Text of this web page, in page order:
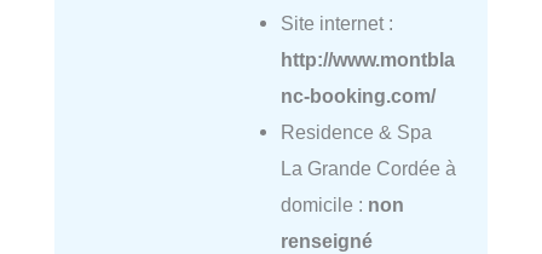
Site internet :
http://www.montbla
nc-booking.com/
Residence & Spa
La Grande Cordée à
domicile : non
renseigné